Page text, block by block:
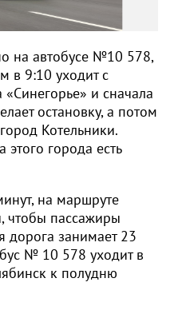
на автобусе №10 578,
в 9:10 уходит с
«Синегорье» и сначала
остановку, а потом
Котельники.
этого города есть
на маршруте
чтобы пассажиры
дорога занимает 23
№ 10 578 уходит в
к полудню